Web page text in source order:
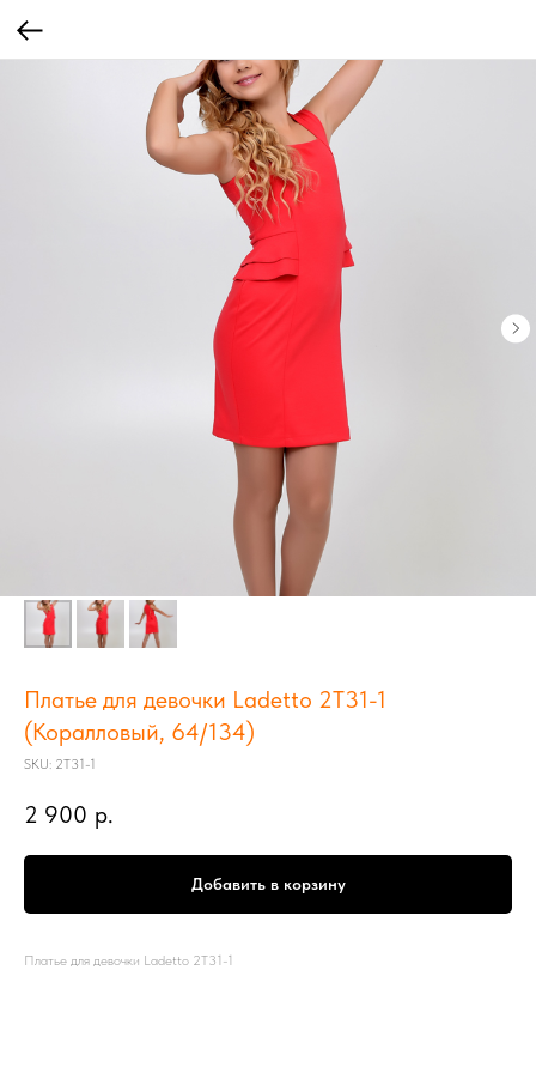
Платье для девочки Ladetto 2Т31-1
(Коралловый, 64/134)
SKU: 2Т31-1
2 900 р.
Добавить в корзину
Платье для девочки Ladetto 2Т31-1